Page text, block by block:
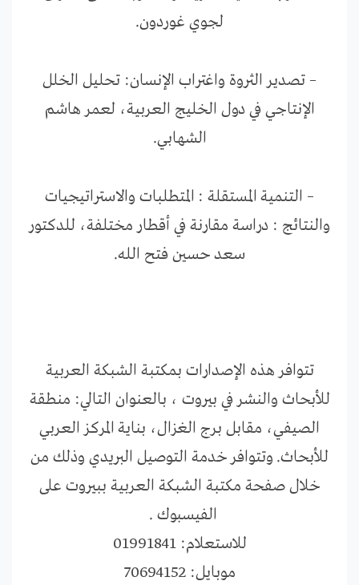
لجوي غوردون.
– تصدير الثروة واغتراب الإنسان: تحليل الخلل
الإنتاجي في دول الخليج العربية، لعمر هاشم
الشهابي.
– التنمية المستقلة : المتطلبات والاستراتيجيات
والنتائج : دراسة مقارنة في أقطار مختلفة، للدكتور
سعد حسين فتح الله.
تتوافر هذه الإصدارات بمكتبة الشبكة العربية
للأبحاث والنشر في بيروت ، بالعنوان التالي: منطقة
الصيفي، مقابل برج الغزال، بناية المركز العربي
للأبحاث. وتتوافر خدمة التوصيل البريدي وذلك من
خلال صفحة مكتبة الشبكة العربية ببيروت على
الفيسبوك .
للاستعلام: 01991841
موبايل: 70694152